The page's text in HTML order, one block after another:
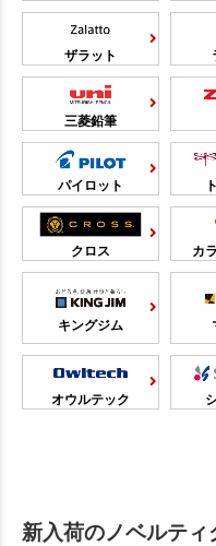
ザラット
三菱鉛筆
パイロット
クロス カ
キングジム
オウルテック
新入荷のノベルテ